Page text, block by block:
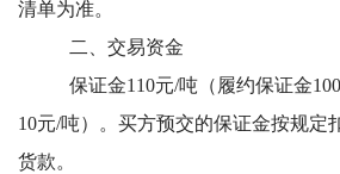
清单为准。
二、交易资金
保证金110元/吨（履约保证金
10元/吨）。买方预交的保证金按规定
货款。